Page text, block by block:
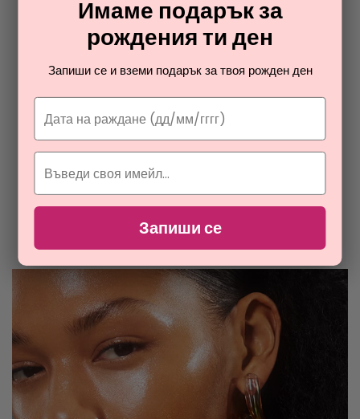
MISS DIOR PARFUM
4,86 €
ОТ РАЯ НА ПАРФЮМИТЕ И
КОЗМЕТИКАТА
Разгледайте най-новите ни тайни съвети за парфюмите и
козметиката
Имаме подарък за
рождения ти ден
Запиши се и вземи подарък за твоя рожден ден
Запиши се